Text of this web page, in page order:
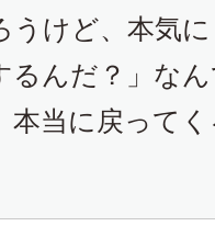
うけど、本気
るんだ？」な
本当に戻って